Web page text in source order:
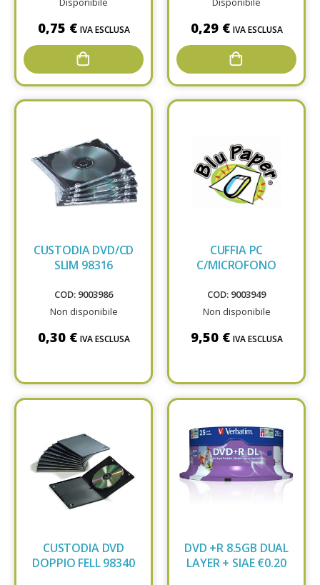
0,75 € IVA ESCLUSA 0,29 € IVA ESCLUSA
CUSTODIA DVD/CD
SLIM 98316
COD: 9003986
Non disponibile
0,30 € IVA ESCLUSA
CUFFIA PC
C/MICROFONO
COD: 9003949
Non disponibile
9,50 € IVA ESCLUSA
CUSTODIA DVD
DOPPIO FELL 98340
DVD +R 8.5GB DUAL
LAYER + SIAE €0.20